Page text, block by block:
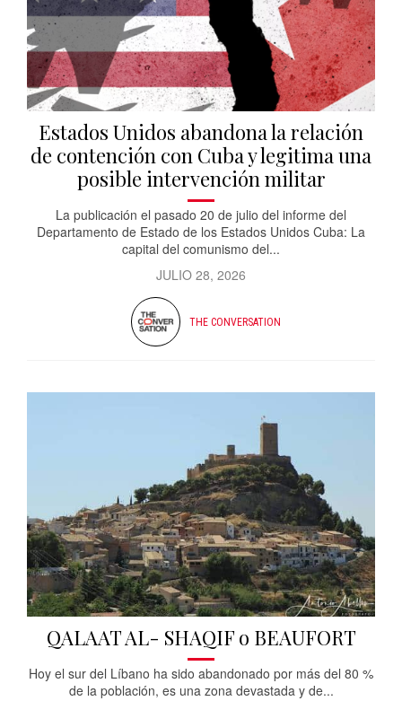
Estados Unidos abandona la relación
de contención con Cuba y legitima una
posible intervención militar
La publicación el pasado 20 de julio del informe del
Departamento de Estado de los Estados Unidos Cuba: La
capital del comunismo del...
JULIO 28, 2026
THE CONVERSATION
QALAAT AL- SHAQIF o BEAUFORT
Hoy el sur del Líbano ha sido abandonado por más del 80 %
de la población, es una zona devastada y de...